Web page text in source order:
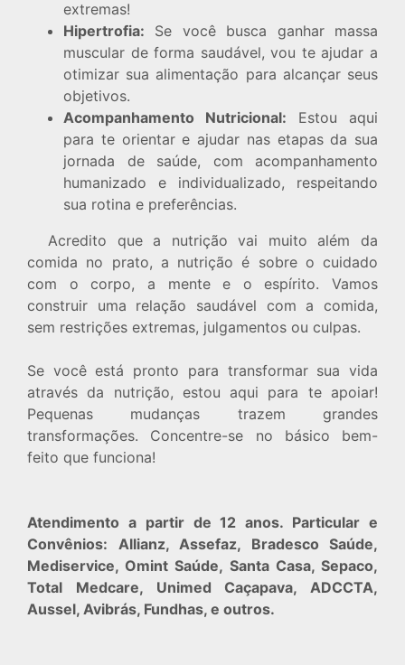
extremas!
Hipertrofia: Se você busca ganhar massa
muscular de forma saudável, vou te ajudar a
otimizar sua alimentação para alcançar seus
objetivos.
Acompanhamento Nutricional: Estou aqui
para te orientar e ajudar nas etapas da sua
jornada de saúde, com acompanhamento
humanizado e individualizado, respeitando
sua rotina e preferências.
Acredito que a nutrição vai muito além da
comida no prato, a nutrição é sobre o cuidado
com o corpo, a mente e o espírito. Vamos
construir uma relação saudável com a comida,
sem restrições extremas, julgamentos ou culpas.
Se você está pronto para transformar sua vida
através da nutrição, estou aqui para te apoiar!
Pequenas mudanças trazem grandes
transformações. Concentre-se no básico bem-
feito que funciona!
Atendimento a partir de 12 anos. Particular e
Convênios: Allianz, Assefaz, Bradesco Saúde,
Mediservice, Omint Saúde, Santa Casa, Sepaco,
Total Medcare, Unimed Caçapava, ADCCTA,
Aussel, Avibrás, Fundhas, e outros.